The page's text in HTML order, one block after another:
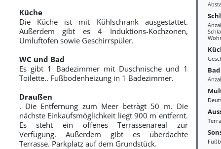
Bad
Küche
Die Küche ist mit Kühlschrank ausgestattet.
Außerdem gibt es 4 Induktions-Kochzonen,
Umluftofen sowie Geschirrspüler.
WC und Bad
Es gibt 1 Badezimmer mit Duschnische und 1
Toilette.. Fußbodenheizung in 1 Badezimmer.
Draußen
. Die Entfernung zum Meer beträgt 50 m. Die
nächste Einkaufsmöglichkeit liegt 900 m entfernt.
Es steht ein offenes Terrassenareal zur
Verfügung. Außerdem gibt es überdachte
Terrasse. Parkplatz auf dem Grundstück.